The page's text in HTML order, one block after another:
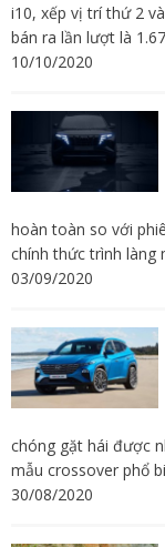
i10, xếp vị trí thứ 2
bán ra lần lượt là
10/10/2020
hoàn toàn so với
chính thức trình làng
03/09/2020
chóng gặt hái được
mẫu crossover phổ
30/08/2020